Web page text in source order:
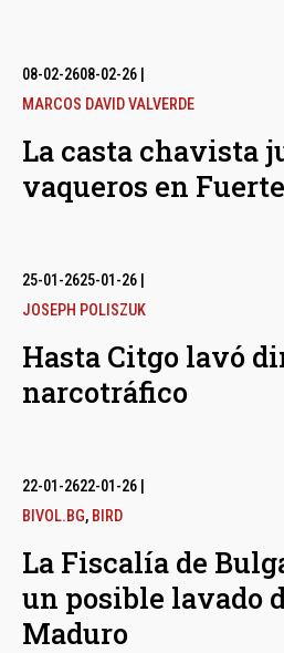
08-02-2608-02-26
MARCOS DAVID VALVERDE
La casta chavista
vaqueros en
25-01-2625-01-26
JOSEPH POLISZUK
Hasta Citgo lavó
narcotráfico
22-01-2622-01-26
BIVOL.BG, BIRD
La Fiscalía de
un posible lavado
Maduro